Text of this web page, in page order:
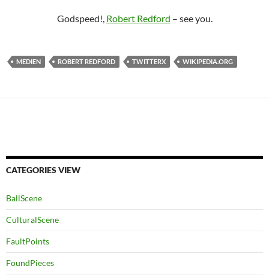
Godspeed!, Robert Redford – see you.
MEDIEN ROBERT REDFORD TWITTERX WIKIPEDIA.ORG
CATEGORIES VIEW
BallScene
CulturalScene
FaultPoints
FoundPieces